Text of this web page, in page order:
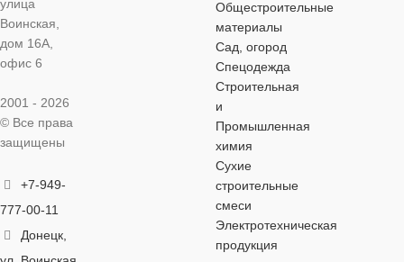
СТЕПЕНЬ
ЗАЩИТЫ
НАПРЯЖЕНИЕ
СВЕТОВОЙ
ПОТОК
улица
Воинская,
дом 16А,
офис 6
2001 - 2026
© Все права
защищены
+7-949-
777-00-11
Донецк,
Общестроительные
материалы
Сад, огород
Спецодежда
Строительная
и
Промышленная
химия
Сухие
строительные
смеси
Электротехническая
продукция